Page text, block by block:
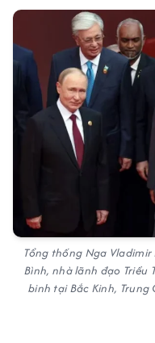
Tổng thống Nga
Bình, nhà lãnh đạo Triều
binh tại Bắc Kinh, Trung